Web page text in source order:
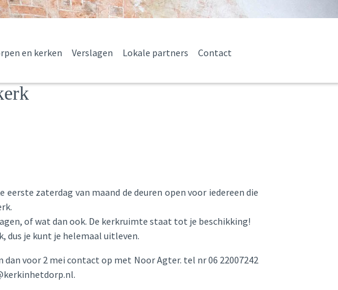
en kerken Verslagen Lokale partners Contact
eerste zaterdag van maand de deuren open voor iedereen die
of wat dan ook. De kerkruimte staat tot je beschikking!
dus je kunt je helemaal uitleven.
dan voor 2 mei contact op met Noor Agter. tel nr 06 22007242